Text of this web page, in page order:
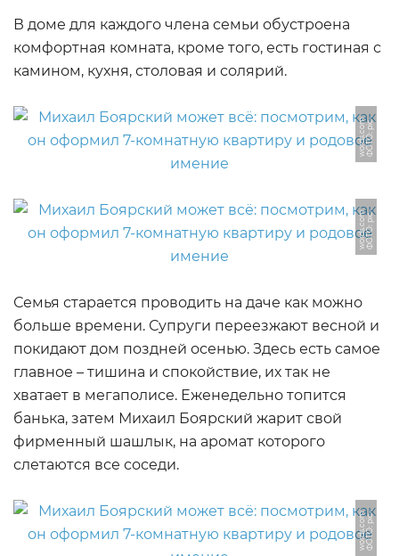
В доме для каждого члена семьи обустроена
комфортная комната, кроме того, есть гостиная с
камином, кухня, столовая и солярий.
Ф
О
Т
О:
pi
c-
w
o
r
d
s.
c
o
m
Ф
О
Т
О:
pi
c-
w
o
r
d
s.
c
o
m
Семья старается проводить на даче как можно
больше времени. Супруги переезжают весной и
покидают дом поздней осенью. Здесь есть самое
главное – тишина и спокойствие, их так не
хватает в мегаполисе. Еженедельно топится
банька, затем Михаил Боярский жарит свой
фирменный шашлык, на аромат которого
слетаются все соседи.
Ф
О
Т
О:
pi
c-
w
o
r
d
s.
c
o
m